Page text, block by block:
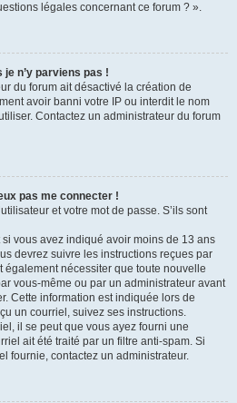
légales concernant ce forum ? ».
n’y parviens pas !
du forum ait désactivé la création de
avoir banni votre IP ou interdit le nom
Contactez un administrateur du forum
pas me connecter !
et votre mot de passe. S’ils sont
vous avez indiqué avoir moins de 13 ans
devrez suivre les instructions reçues par
également nécessiter que toute nouvelle
vous-même ou par un administrateur avant
Cette information est indiquée lors de
un courriel, suivez ses instructions.
il se peut que vous ayez fourni une
ait été traité par un filtre anti-spam. Si
fournie, contactez un administrateur.